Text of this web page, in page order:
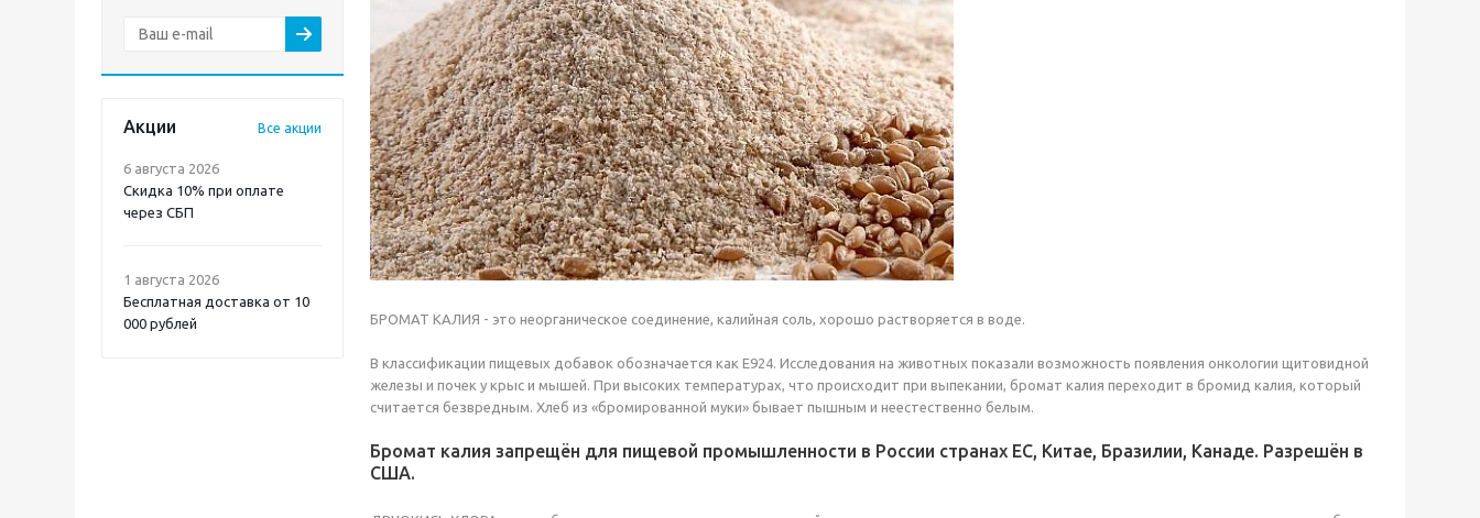
Акции Все акции
6 августа 2026
Скидка 10% при оплате
через СБП
1 августа 2026
Бесплатная доставка от 10
000 рублей
БРОМАТ КАЛИЯ - это неорганическое соединение, калийная соль, хорошо растворяется в воде.
В классификации пищевых добавок обозначается как Е924. Исследования на животных показали возможность появления онкологии щитовидной
железы и почек у крыс и мышей. При высоких температурах, что происходит при выпекании, бромат калия переходит в бромид калия, который
считается безвредным. Хлеб из «бромированной муки» бывает пышным и неестественно белым.
Бромат калия запрещён для пищевой промышленности в России странах ЕС, Китае, Бразилии, Канаде. Разрешён в
США.